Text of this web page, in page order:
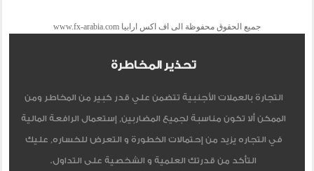
جميع الحقوق محفوظة الى اف اكس ارابيا www.fx-arabia.com
تحذير المخاطرة
التجارة بالعملات الأجنبية تتضمن علي قدر كبير من المخاطر ومن
الممكن ألا تكون مناسبة لجميع المضاربين, إستعمال الرافعة المالية
في التجاره يزيد من إحتمالات الخطورة و التعرض للخساره, عليك
التأكد من قدرتك العلمية و الشخصية على التداول.